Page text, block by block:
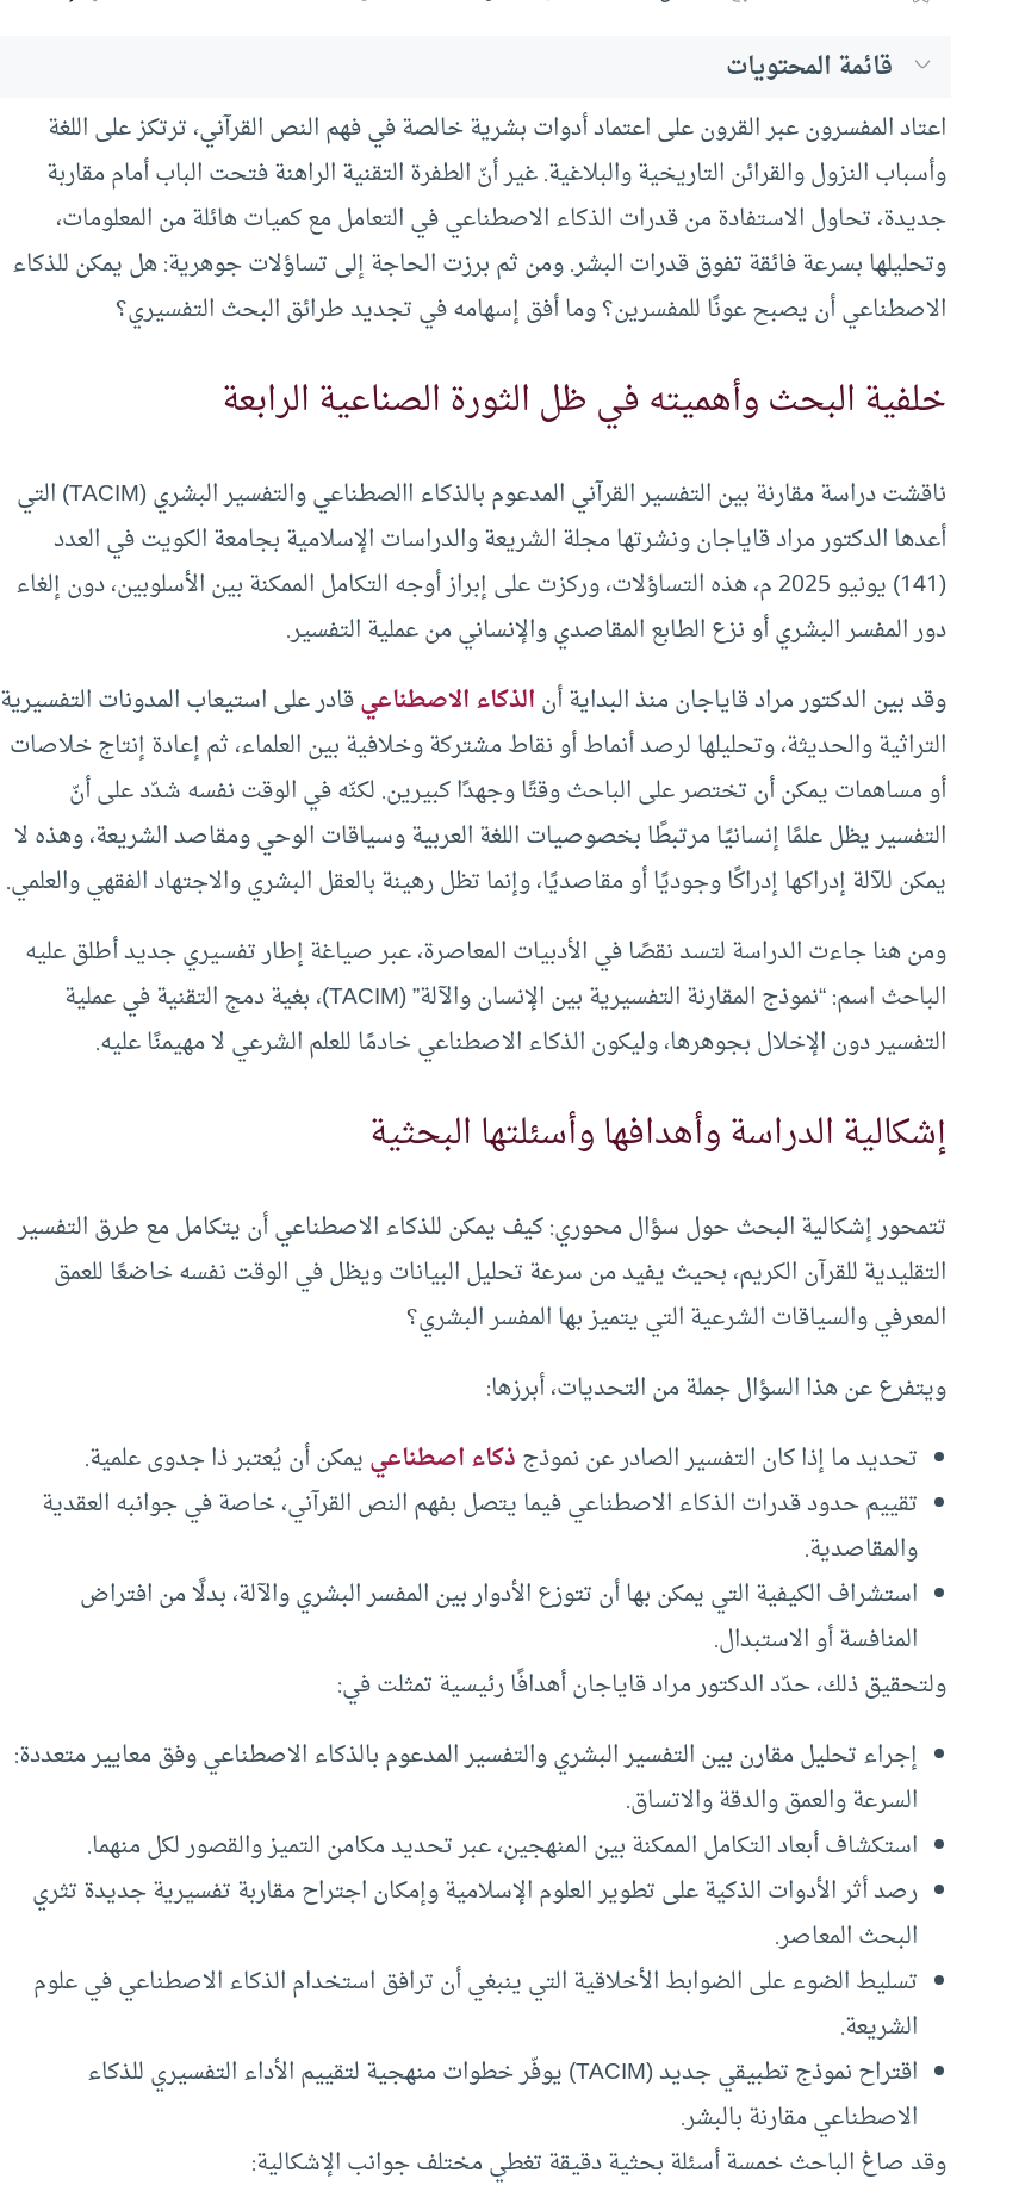
قائمة المحتويات
اعتاد المفسرون عبر القرون على اعتماد أدوات بشرية خالصة في فهم النص القرآني، ترتكز على اللغة
وأسباب النزول والقرائن التاريخية والبلاغية. غير أنّ الطفرة التقنية الراهنة فتحت الباب أمام مقاربة
جديدة، تحاول الاستفادة من قدرات الذكاء الاصطناعي في التعامل مع كميات هائلة من المعلومات،
وتحليلها بسرعة فائقة تفوق قدرات البشر. ومن ثم برزت الحاجة إلى تساؤلات جوهرية: هل يمكن للذكاء
الاصطناعي أن يصبح عونًا للمفسرين؟ وما أفق إسهامه في تجديد طرائق البحث التفسيري؟
خلفية البحث وأهميته في ظل الثورة الصناعية الرابعة
ناقشت دراسة مقارنة بين التفسير القرآني المدعوم بالذكاء االصطناعي والتفسير البشري (TACIM) التي
أعدها الدكتور مراد قاياجان ونشرتها مجلة الشريعة والدراسات الإسلامية بجامعة الكويت في العدد
(141) يونيو 2025 م، هذه التساؤلات، وركزت على إبراز أوجه التكامل الممكنة بين الأسلوبين، دون إلغاء
دور المفسر البشري أو نزع الطابع المقاصدي والإنساني من عملية التفسير.
وقد بين الدكتور مراد قاياجان منذ البداية أنالذكاء الاصطناعيقادر على استيعاب المدونات التفسيرية
التراثية والحديثة، وتحليلها لرصد أنماط أو نقاط مشتركة وخلافية بين العلماء، ثم إعادة إنتاج خلاصات
أو مساهمات يمكن أن تختصر على الباحث وقتًا وجهدًا كبيرين. لكنّه في الوقت نفسه شدّد على أنّ
التفسير يظل علمًا إنسانيًا مرتبطًا بخصوصيات اللغة العربية وسياقات الوحي ومقاصد الشريعة، وهذه لا
يمكن للآلة إدراكها إدراكًا وجوديًا أو مقاصديًا، وإنما تظل رهينة بالعقل البشري والاجتهاد الفقهي والعلمي.
ومن هنا جاءت الدراسة لتسد نقصًا في الأدبيات المعاصرة، عبر صياغة إطار تفسيري جديد أطلق عليه
الباحث اسم: “نموذج المقارنة التفسيرية بين الإنسان والآلة” (TACIM)، بغية دمج التقنية في عملية
التفسير دون الإخلال بجوهرها، وليكون الذكاء الاصطناعي خادمًا للعلم الشرعي لا مهيمنًا عليه.
إشكالية الدراسة وأهدافها وأسئلتها البحثية
تتمحور إشكالية البحث حول سؤال محوري: كيف يمكن للذكاء الاصطناعي أن يتكامل مع طرق التفسير
التقليدية للقرآن الكريم، بحيث يفيد من سرعة تحليل البيانات ويظل في الوقت نفسه خاضعًا للعمق
المعرفي والسياقات الشرعية التي يتميز بها المفسر البشري؟
ويتفرع عن هذا السؤال جملة من التحديات، أبرزها:
تحديد ما إذا كان التفسير الصادر عن نموذجذكاء اصطناعييمكن أن يُعتبر ذا جدوى علمية.
تقييم حدود قدرات الذكاء الاصطناعي فيما يتصل بفهم النص القرآني، خاصة في جوانبه العقدية
والمقاصدية.
استشراف الكيفية التي يمكن بها أن تتوزع الأدوار بين المفسر البشري والآلة، بدلًا من افتراض
المنافسة أو الاستبدال.
ولتحقيق ذلك، حدّد الدكتور مراد قاياجان أهدافًا رئيسية تمثلت في:
إجراء تحليل مقارن بين التفسير البشري والتفسير المدعوم بالذكاء الاصطناعي وفق معايير متعددة:
السرعة والعمق والدقة والاتساق.
استكشاف أبعاد التكامل الممكنة بين المنهجين، عبر تحديد مكامن التميز والقصور لكل منهما.
رصد أثر الأدوات الذكية على تطوير العلوم الإسلامية وإمكان اجتراح مقاربة تفسيرية جديدة تثري
البحث المعاصر.
تسليط الضوء على الضوابط الأخلاقية التي ينبغي أن ترافق استخدام الذكاء الاصطناعي في علوم
الشريعة.
اقتراح نموذج تطبيقي جديد (TACIM) يوفّر خطوات منهجية لتقييم الأداء التفسيري للذكاء
الاصطناعي مقارنة بالبشر.
وقد صاغ الباحث خمسة أسئلة بحثية دقيقة تغطي مختلف جوانب الإشكالية: